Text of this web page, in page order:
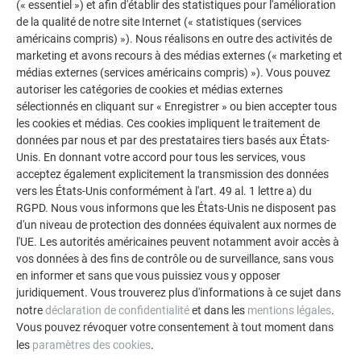
POUR EN SAVOIR PLUS
Adressez-vous à nos experts
Vous avez des questions ? Contactez-nous. Les experts
PREFA sont à vos côtés pour vous conseiller. C’est tout
simple : appelez-nous ou envoyez-nous un e-mail.
TROUVER VOTRE INTERLOCUTEUR PREFA
(« essentiel ») et afin d'établir des statistiques pour l'amélioration
de la qualité de notre site Internet (« statistiques (services
américains compris) »). Nous réalisons en outre des activités de
marketing et avons recours à des médias externes (« marketing et
médias externes (services américains compris) »). Vous pouvez
autoriser les catégories de cookies et médias externes
sélectionnés en cliquant sur « Enregistrer » ou bien accepter tous
les cookies et médias. Ces cookies impliquent le traitement de
données par nous et par des prestataires tiers basés aux États-
Unis. En donnant votre accord pour tous les services, vous
acceptez également explicitement la transmission des données
vers les États-Unis conformément à l'art. 49 al. 1 lettre a) du
RGPD. Nous vous informons que les États-Unis ne disposent pas
d'un niveau de protection des données équivalent aux normes de
l'UE. Les autorités américaines peuvent notamment avoir accès à
vos données à des fins de contrôle ou de surveillance, sans vous
en informer et sans que vous puissiez vous y opposer
juridiquement. Vous trouverez plus d'informations à ce sujet dans
notredéclaration de confidentialitéet dans les mentions légales.
Vous pouvez révoquer votre consentement à tout moment dans
les paramètres des cookies.